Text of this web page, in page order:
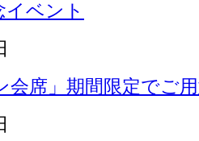
イベント
会席」期間限定でご